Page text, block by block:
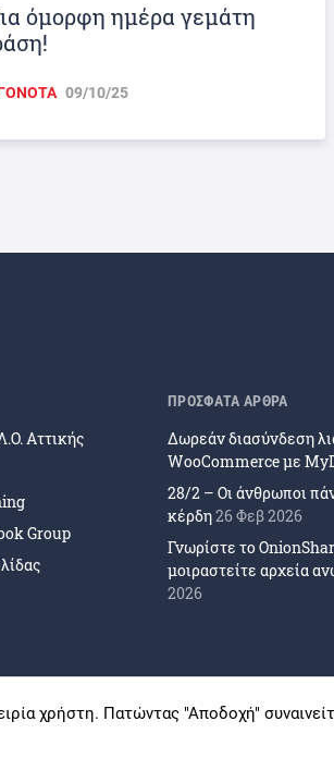
όμορφη ημέρα γεμάτη
09/10/25
Αττικής
Group
ΠΡΟΣΦΑΤΑ ΑΡΘΡΑ
Δωρεάν διασύνδεση
WooCommerce με
28/2 – Οι άνθρωποι
κέρδη26 Φεβ 2026
Γνωρίστε το
μοιραστείτε αρχεία
2026
χρήστη. Πατώντας "Αποδοχή"